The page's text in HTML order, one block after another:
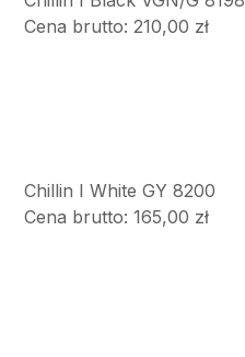
Cena brutto: 210,00 zł
Chillin I White GY 8200
Cena brutto: 165,00 zł